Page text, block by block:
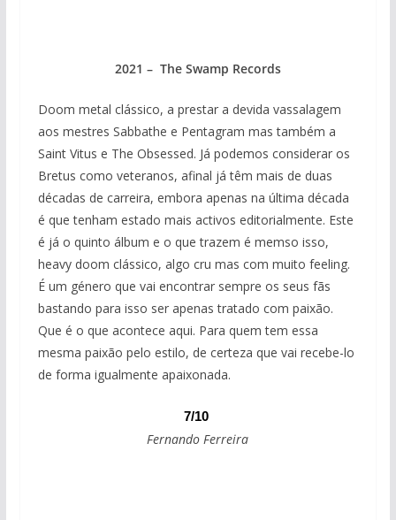
2021 – The Swamp Records
Doom metal clássico, a prestar a devida vassalagem
aos mestres Sabbathe e Pentagram mas também a
Saint Vitus e The Obsessed. Já podemos considerar os
Bretus como veteranos, afinal já têm mais de duas
décadas de carreira, embora apenas na última década
é que tenham estado mais activos editorialmente. Este
é já o quinto álbum e o que trazem é memso isso,
heavy doom clássico, algo cru mas com muito feeling.
É um género que vai encontrar sempre os seus fãs
bastando para isso ser apenas tratado com paixão.
Que é o que acontece aqui. Para quem tem essa
mesma paixão pelo estilo, de certeza que vai recebe-lo
de forma igualmente apaixonada.
7/10
Fernando Ferreira